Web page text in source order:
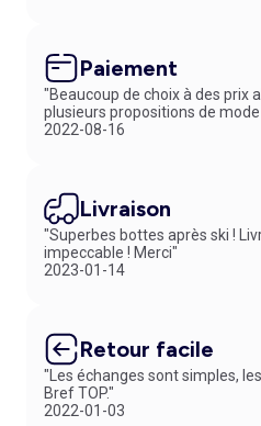
Paiement
"Beaucoup de choix à des prix
plusieurs propositions de
2022-08-16
Livraison
"Superbes bottes après ski !
impeccable ! Merci"
2023-01-14
Retour facile
"Les échanges sont simples,
Bref TOP."
2022-01-03